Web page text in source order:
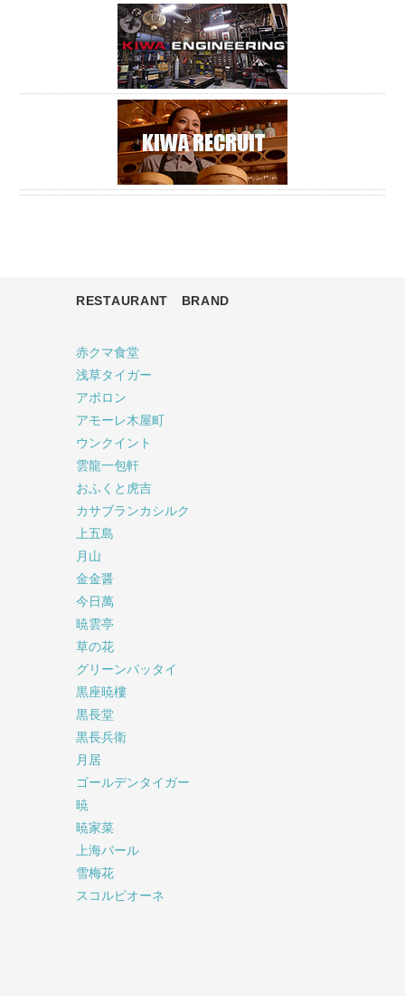
RESTAURANT BRAND
赤クマ食堂
浅草タイガー
アポロン
アモーレ木屋町
ウンクイント
雲龍一包軒
おふくと虎吉
カサブランカシルク
上五島
月山
金金醤
今日萬
暁雲亭
草の花
グリーンパッタイ
黒座暁樓
黒長堂
黒長兵衛
月居
ゴールデンタイガー
暁
暁家菜
上海バール
雪梅花
スコルピオーネ